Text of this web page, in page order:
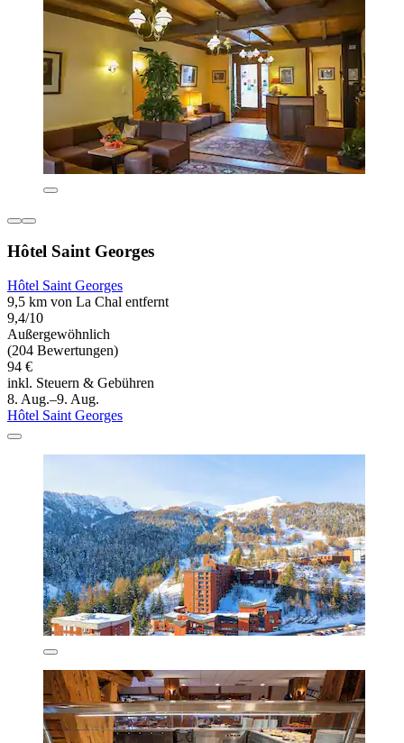
Hôtel Saint Georges
Hôtel Saint Georges
9,5 km von La Chal entfernt
9,4/10
Außergewöhnlich
(204 Bewertungen)
94 €
inkl. Steuern & Gebühren
8. Aug.–9. Aug.
Hôtel Saint Georges